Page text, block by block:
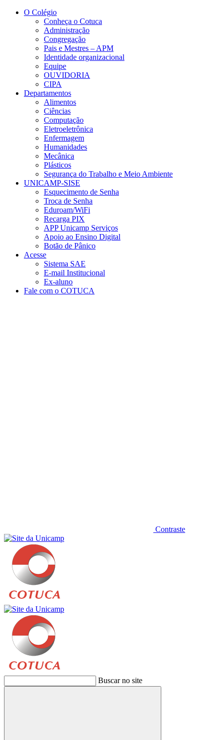
Conteúdo principal
O Colégio
Conheça o Cotuca
Administração
Congregação
Pais e Mestres – APM
Identidade organizacional
Equipe
OUVIDORIA
CIPA
Departamentos
Alimentos
Ciências
Computação
Eletroeletrônica
Enfermagem
Humanidades
Mecânica
Plásticos
Segurança do Trabalho e Meio Ambiente
UNICAMP-SISE
Esquecimento de Senha
Troca de Senha
Eduroam/WiFi
Recarga PIX
APP Unicamp Serviços
Apoio ao Ensino Digital
Botão de Pânico
Acesse
Sistema SAE
E-mail Institucional
Ex-aluno
Fale com o COTUCA
Contraste
Buscar no site